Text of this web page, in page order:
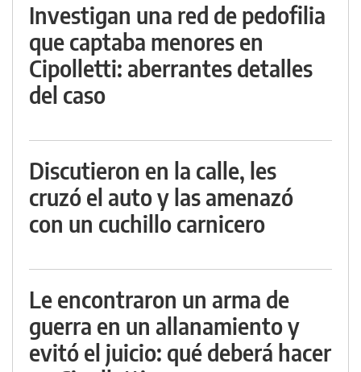
Investigan una red de pedofilia
que captaba menores en
Cipolletti: aberrantes detalles
del caso
Discutieron en la calle, les
cruzó el auto y las amenazó
con un cuchillo carnicero
Le encontraron un arma de
guerra en un allanamiento y
evitó el juicio: qué deberá hacer